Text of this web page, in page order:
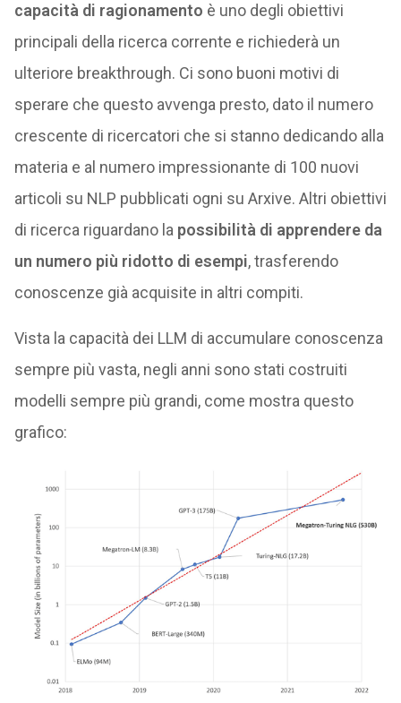
capacità di ragionamento è uno degli obiettivi
principali della ricerca corrente e richiederà un
ulteriore breakthrough. Ci sono buoni motivi di
sperare che questo avvenga presto, dato il numero
crescente di ricercatori che si stanno dedicando alla
materia e al numero impressionante di 100 nuovi
articoli su NLP pubblicati ogni su Arxive. Altri obiettivi
di ricerca riguardano la possibilità di apprendere da
un numero più ridotto di esempi, trasferendo
conoscenze già acquisite in altri compiti.
Vista la capacità dei LLM di accumulare conoscenza
sempre più vasta, negli anni sono stati costruiti
modelli sempre più grandi, come mostra questo
grafico: